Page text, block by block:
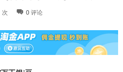
次 0 评论